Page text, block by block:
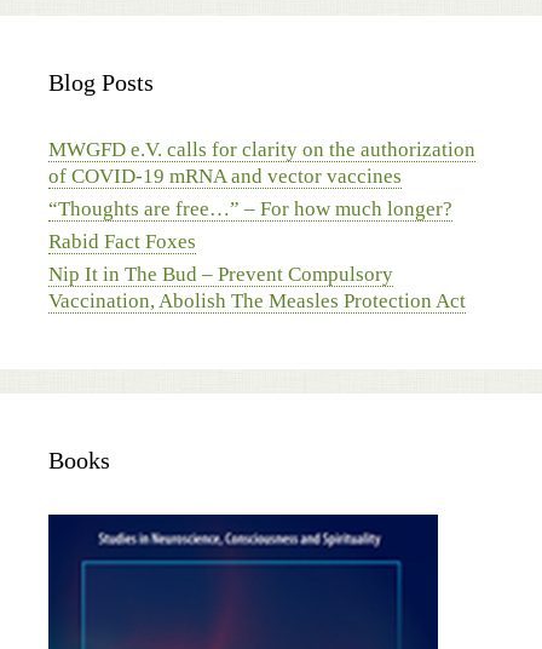
Blog Posts
MWGFD e.V. calls for clarity on the authorization
of COVID-19 mRNA and vector vaccines
“Thoughts are free…” – For how much longer?
Rabid Fact Foxes
Nip It in The Bud – Prevent Compulsory
Vaccination, Abolish The Measles Protection Act
Books